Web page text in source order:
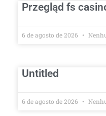
Przegląd fs
6 de agosto de 2026
Untitled
6 de agosto de 2026